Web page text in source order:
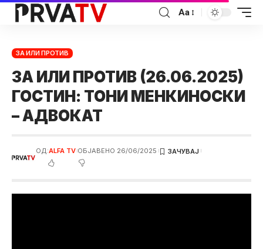
Аа
ЗА ИЛИ ПРОТИВ
ЗА ИЛИ ПРОТИВ (26.06.2025)
ГОСТИН: ТОНИ МЕНКИНОСКИ
– АДВОКАТ
ОД:ALFA TV ОБЈАВЕНО 26/06/2025